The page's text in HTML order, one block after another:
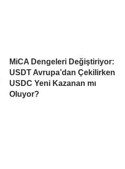
MiCA Dengeleri Değiştiriyor:
USDT Avrupa’dan Çekilirken
USDC Yeni Kazanan mı
Oluyor?